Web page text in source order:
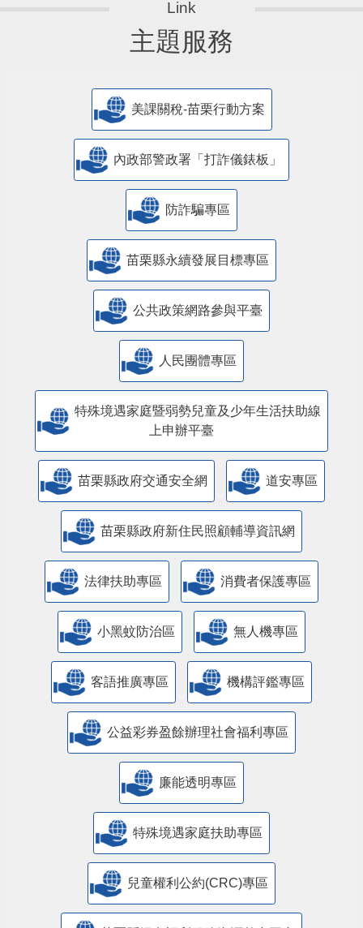
主題服務
美課關稅-苗栗行動方案
內政部警政署「打詐儀錶板」
防詐騙專區
苗栗縣永續發展目標專區
公共政策網路參與平臺
人民團體專區
特殊境遇家庭暨弱勢兒童及少年生活扶助線
上申辦平臺
苗栗縣政府交通安全網 道安專區
苗栗縣政府新住民照顧輔導資訊網
法律扶助專區 消費者保護專區
小黑蚊防治區 無人機專區
客語推廣專區 機構評鑑專區
公益彩券盈餘辦理社會福利專區
廉能透明專區
特殊境遇家庭扶助專區
兒童權利公約(CRC)專區